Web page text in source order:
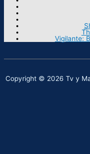
Vigilante:
Copyright © 2026 Tv y